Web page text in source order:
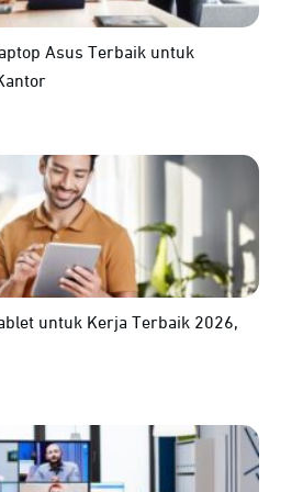
Asus Terbaik untuk
untuk Kerja Terbaik 2026,